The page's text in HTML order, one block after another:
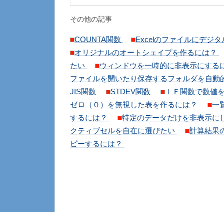
その他の記事
COUNTA関数
Excelのファイルにデジ
オリジナルのオートシェイプを作るには？
たい
ウィンドウを一時的に非表示にする
ファイルを開いたり保存するフォルダを自
JIS関数
STDEV関数
ＩＦ関数で数値
ゼロ（０）を無視した表を作るには？
一
するには？
特定のデータだけを非表示に
クティブセルを自在に選びたい
計算結果
ピーするには？